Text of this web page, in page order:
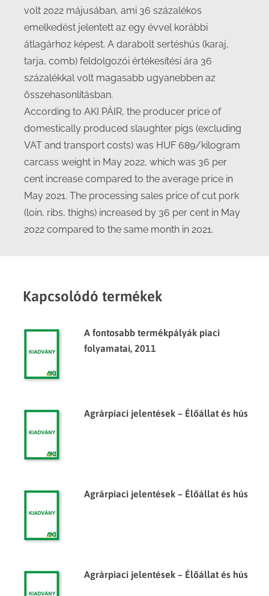
volt 2022 májusában, ami 36 százalékos
emelkedést jelentett az egy évvel korábbi
átlagárhoz képest. A darabolt sertéshús (karaj,
tarja, comb) feldolgozói értékesítési ára 36
százalékkal volt magasabb ugyanebben az
összehasonlításban.
According to AKI PÁIR, the producer price of
domestically produced slaughter pigs (excluding
VAT and transport costs) was HUF 689/kilogram
carcass weight in May 2022, which was 36 per
cent increase compared to the average price in
May 2021. The processing sales price of cut pork
(loin, ribs, thighs) increased by 36 per cent in May
2022 compared to the same month in 2021.
Kapcsolódó termékek
A fontosabb termékpályák piaci
folyamatai, 2011
Agrárpiaci jelentések – Élőállat és hús
Agrárpiaci jelentések – Élőállat és hús
Agrárpiaci jelentések – Élőállat és hús